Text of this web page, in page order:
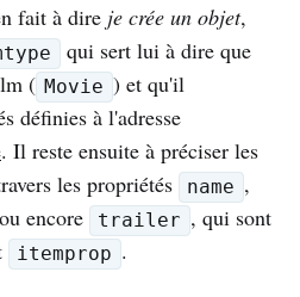
fait à dire je crée un objet,
qui sert lui à dire que
( Movie ) et qu'il
définies à l'adresse
. Il reste ensuite à préciser les
les propriétés
name ,
ou encore trailer , qui sont
itemprop .